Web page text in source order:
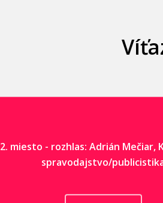
2. miesto - rozhlas: Adrián Mečiar,
spravodajstvo/